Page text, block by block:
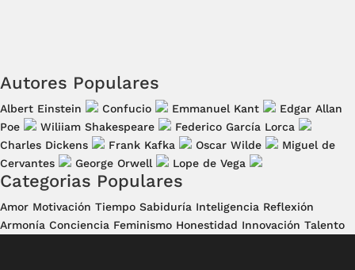
Autores Populares
Albert Einstein Confucio Emmanuel Kant
Edgar Allan
Poe
Wiliiam Shakespeare
Federico García Lorca
Charles Dickens
Frank Kafka Oscar Wilde
Miguel de
Cervantes
George Orwell Lope de Vega
Categorias Populares
Amor Motivación Tiempo Sabiduría Inteligencia Reflexión
Armonía Conciencia Feminismo Honestidad Innovación Talento